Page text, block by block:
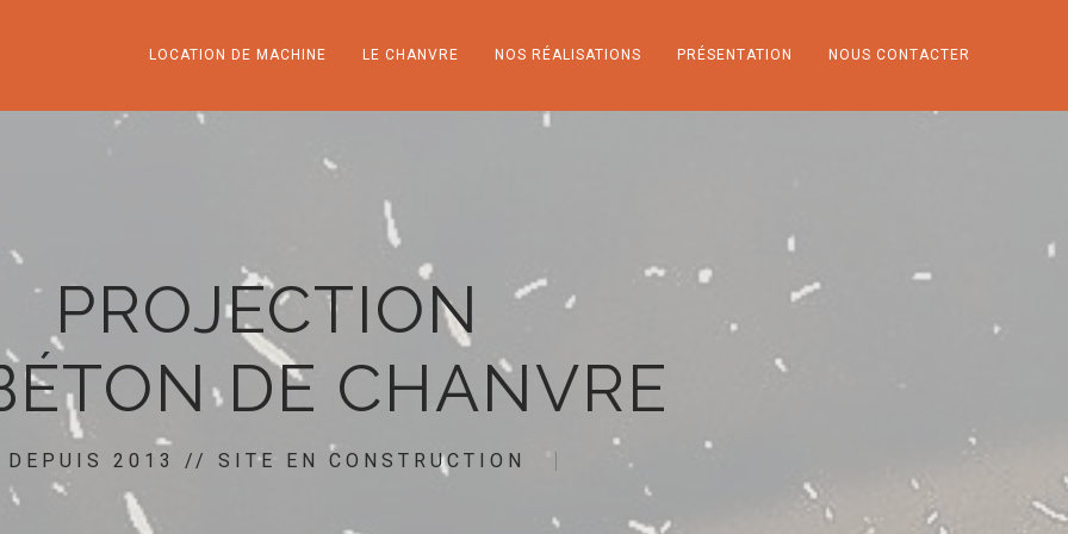
LOCATION DE MACHINE LE CHANVRE NOS RÉALISATIONS PRÉSENTATION NOUS CONTACTER
PROJECTION
DE CHANVRE
DEPUIS 2013 // SITE EN CONSTRUCTION